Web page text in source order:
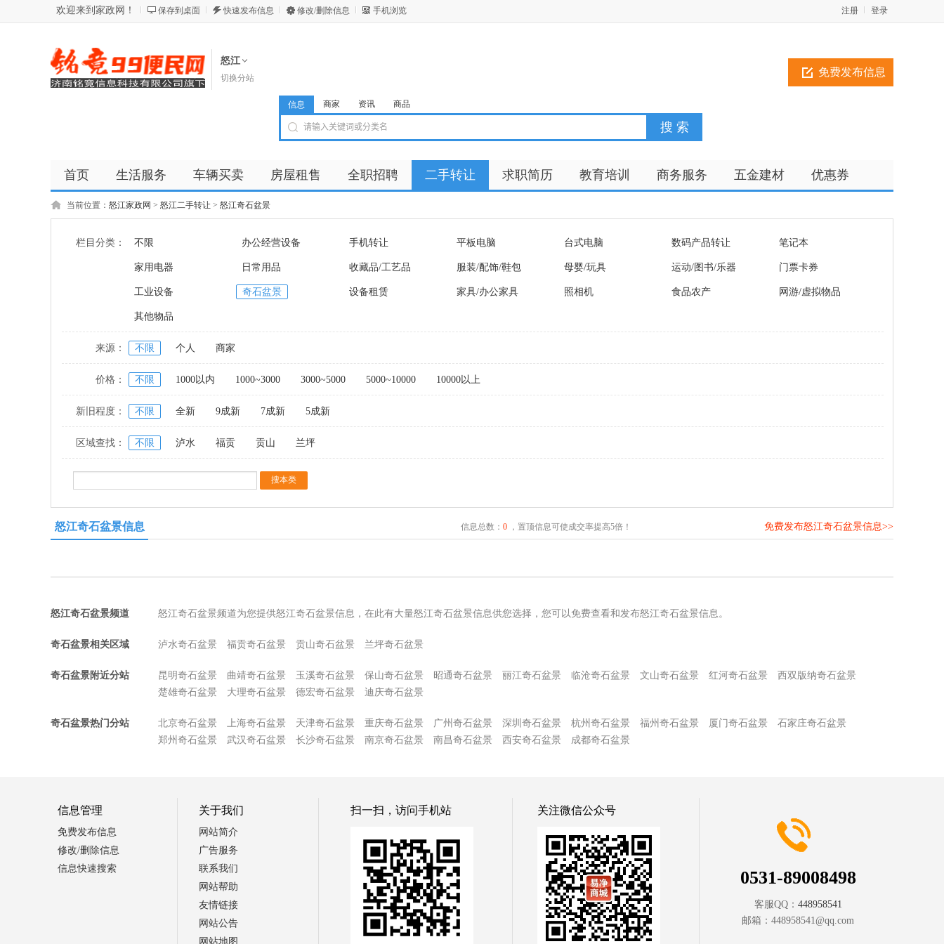
欢迎来到家政网！ 保存到桌面 快速发布信息 修改/删除信息 手机浏览 登录
注册
怒江
切换分站 免费发布信息
信息 商家 资讯 商品
首页 生活服务 车辆买卖 房屋租售 全职招聘 二手转让 求职简历 教育培训 商务服务 五金建材 优惠券
商品 店铺
当前位置： 怒江家政网 > 怒江二手转让 > 怒江奇石盆景
栏目分类： 不限 办公经营设备 手机转让 平板电脑 台式电脑 数码产品转让 笔记本
家用电器 日常用品 收藏品/工艺品 服装/配饰/鞋包 母婴/玩具 运动/图书/乐器 门票卡券
工业设备 奇石盆景 设备租赁 家具/办公家具 照相机 食品农产 网游/虚拟物品
其他物品
来源： 不限 个人 商家
价格： 不限 1000以内 1000~3000 3000~5000 5000~10000 10000以上
新旧程度： 不限 全新 9成新 7成新 5成新
区域查找： 不限 泸水 福贡 贡山 兰坪
怒江奇石盆景信息 信息总数： 0，置顶信息可使成交率提高5倍！ 免费发布怒江奇石盆景信息>>
怒江奇石盆景频道 怒江奇石盆景频道为您提供怒江奇石盆景信息，在此有大量怒江奇石盆景信息供您选择，您可以免费查看和发布怒江奇石盆景信息。
奇石盆景相关区域 泸水奇石盆景 福贡奇石盆景 贡山奇石盆景 兰坪奇石盆景
奇石盆景附近分站 昆明奇石盆景 曲靖奇石盆景 玉溪奇石盆景 保山奇石盆景 昭通奇石盆景 丽江奇石盆景 临沧奇石盆景 文山奇石盆景 红河奇石盆景
西双版纳奇石盆景
楚雄奇石盆景
大理奇石盆景 德宏奇石盆景 迪庆奇石盆景
奇石盆景热门分站 北京奇石盆景 上海奇石盆景 天津奇石盆景 重庆奇石盆景 广州奇石盆景 深圳奇石盆景 杭州奇石盆景 福州奇石盆景 厦门奇石盆景
石家庄奇石盆景
郑州奇石盆景
武汉奇石盆景 长沙奇石盆景 南京奇石盆景 南昌奇石盆景 西安奇石盆景 成都奇石盆景
信息管理
免费发布信息
修改/删除信息
信息快速搜索
关于我们
网站简介
广告服务
联系我们
网站帮助
友情链接
网站公告
网站地图
扫一扫，访问手机站 关注微信公众号
0531-89008498
客服QQ： 448958541
邮箱： 448958541@qq.com